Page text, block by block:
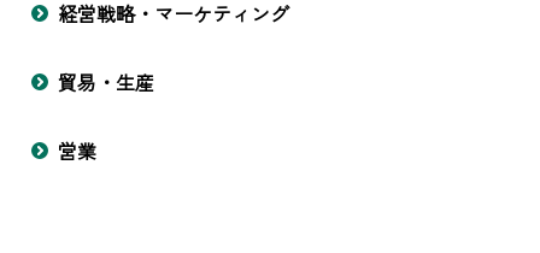
経営戦略・マーケティング
貿易・生産
営業